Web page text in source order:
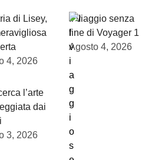
di Lisey,
4, 2026
Il viaggio senza
fine di Voyager 1
Agosto 4, 2026
l’arte
dai
3, 2026